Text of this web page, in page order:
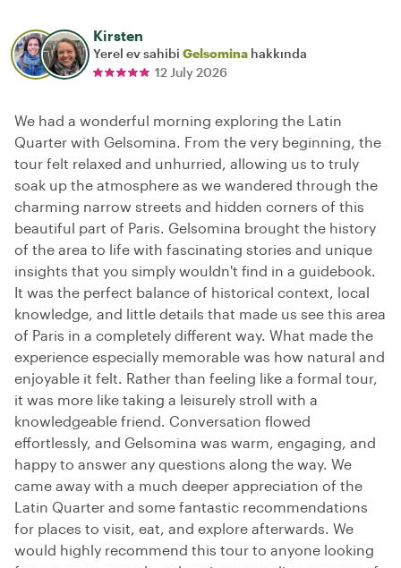
Kirsten
Yerel ev sahibi Gelsomina hakkında
12 July 2026
We had a wonderful morning exploring the Latin
Quarter with Gelsomina. From the very beginning, the
tour felt relaxed and unhurried, allowing us to truly
soak up the atmosphere as we wandered through the
charming narrow streets and hidden corners of this
beautiful part of Paris. Gelsomina brought the history
of the area to life with fascinating stories and unique
insights that you simply wouldn't find in a guidebook.
It was the perfect balance of historical context, local
knowledge, and little details that made us see this area
of Paris in a completely different way. What made the
experience especially memorable was how natural and
enjoyable it felt. Rather than feeling like a formal tour,
it was more like taking a leisurely stroll with a
knowledgeable friend. Conversation flowed
effortlessly, and Gelsomina was warm, engaging, and
happy to answer any questions along the way. We
came away with a much deeper appreciation of the
Latin Quarter and some fantastic recommendations
for places to visit, eat, and explore afterwards. We
would highly recommend this tour to anyone looking